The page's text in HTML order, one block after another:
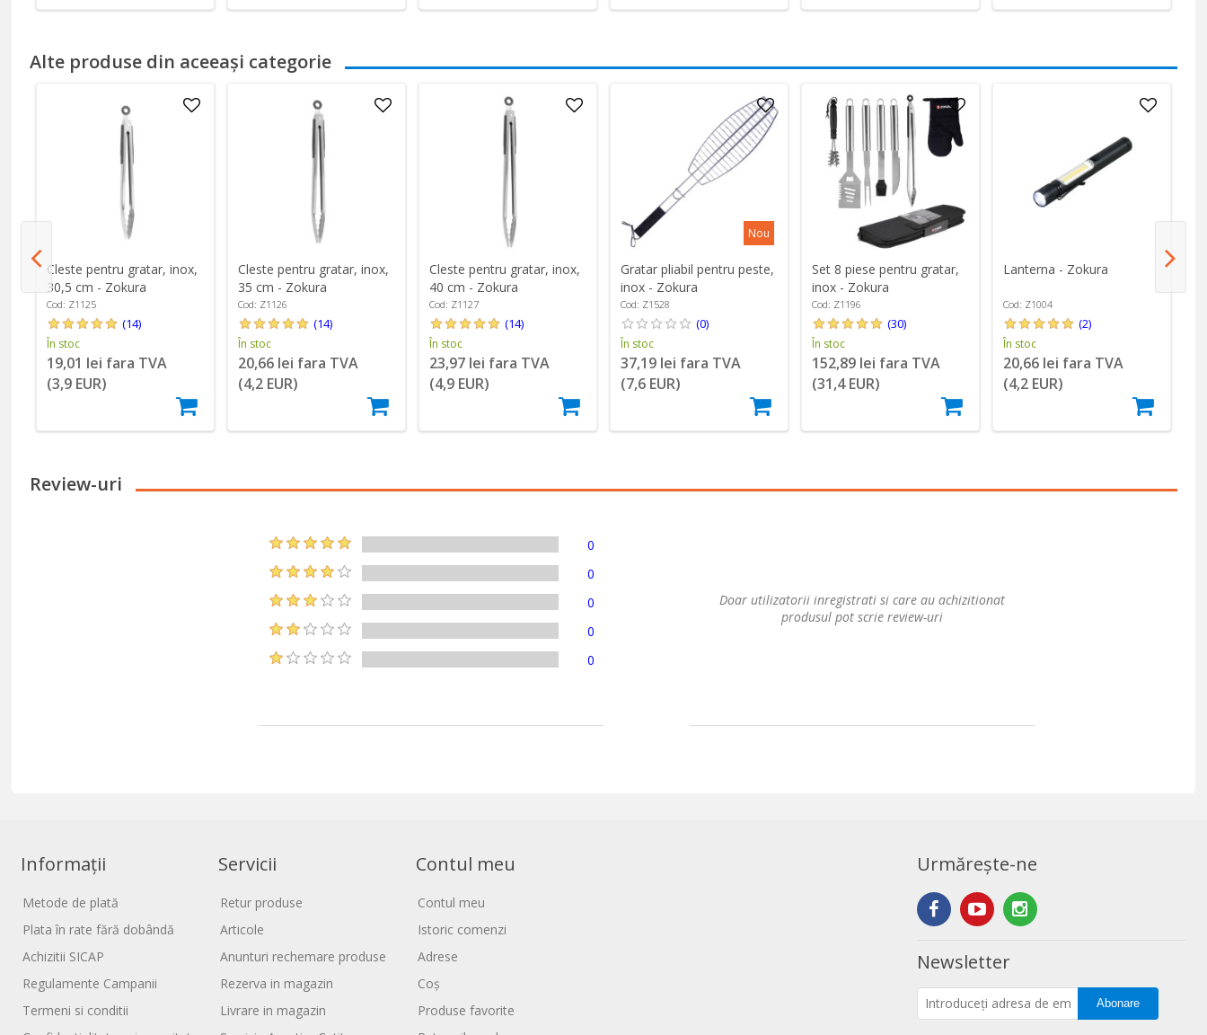
Alte produse din aceeași categorie
Cleste pentru gratar, inox,
30,5 cm - Zokura
Cod: Z1125
(14)
În stoc
19,01 lei fara TVA
(3,9 EUR)
Cleste pentru gratar, inox,
35 cm - Zokura
Cod: Z1126
(14)
În stoc
20,66 lei fara TVA
(4,2 EUR)
Cleste pentru gratar, inox,
40 cm - Zokura
Cod: Z1127
(14)
În stoc
23,97 lei fara TVA
(4,9 EUR)
Nou
Gratar pliabil pentru peste,
inox - Zokura
Cod: Z1528
(0)
În stoc
37,19 lei fara TVA
(7,6 EUR)
Set 8 piese pentru gratar,
inox - Zokura
Cod: Z1196
(30)
În stoc
152,89 lei fara TVA
(31,4 EUR)
Lanterna - Zokura
Cod: Z1004
(2)
În stoc
20,66 lei fara TVA
(4,2 EUR)
Review-uri
0
0
0
0
0
Doar utilizatorii inregistrati si care au achizitionat
produsul pot scrie review-uri
Informații
Metode de plată
Plata în rate fără dobândă
Achizitii SICAP
Regulamente Campanii
Termeni si conditii
Servicii
Retur produse
Articole
Anunturi rechemare produse
Rezerva in magazin
Livrare in magazin
Contul meu
Contul meu
Istoric comenzi
Adrese
Coș
Produse favorite
Urmărește-ne
Newsletter
Abonare